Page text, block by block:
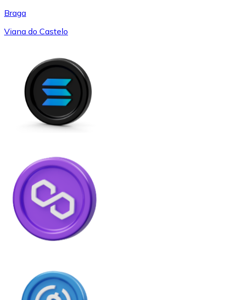
Braga
Viana do Castelo